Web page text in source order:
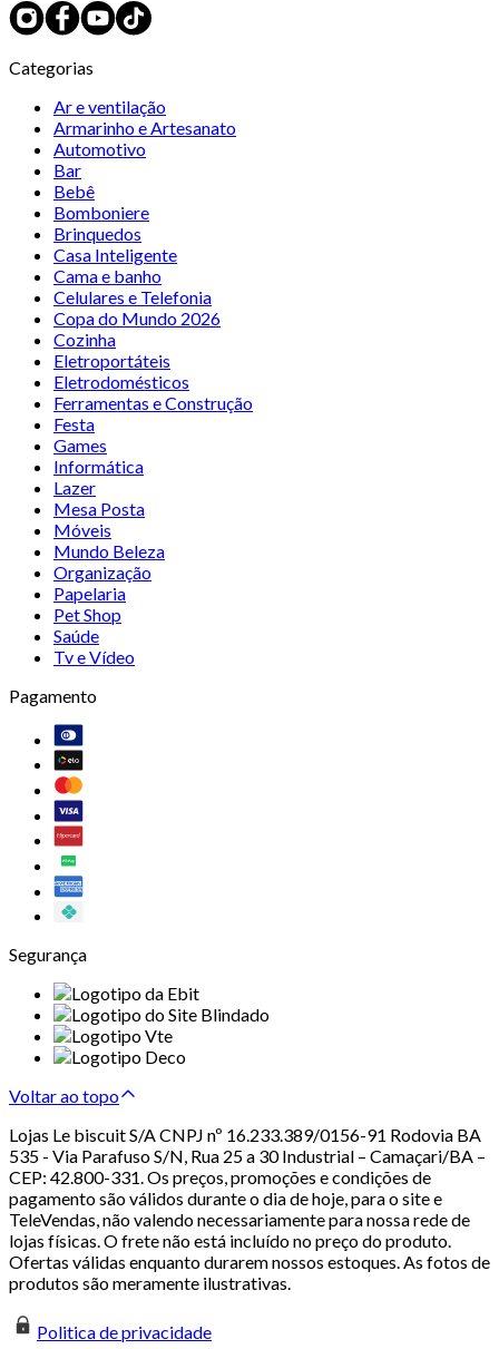
Categorias
Ar e ventilação
Armarinho e Artesanato
Automotivo
Bar
Bebê
Bomboniere
Brinquedos
Casa Inteligente
Cama e banho
Celulares e Telefonia
Copa do Mundo 2026
Cozinha
Eletroportáteis
Eletrodomésticos
Ferramentas e Construção
Festa
Games
Informática
Lazer
Mesa Posta
Móveis
Mundo Beleza
Organização
Papelaria
Pet Shop
Saúde
Tv e Vídeo
Pagamento
Segurança
Voltar ao topo
Lojas Le biscuit S/A CNPJ nº 16.233.389/0156-91 Rodovia BA
535 - Via Parafuso S/N, Rua 25 a 30 Industrial – Camaçari/BA –
CEP: 42.800-331. Os preços, promoções e condições de
pagamento são válidos durante o dia de hoje, para o site e
TeleVendas, não valendo necessariamente para nossa rede de
lojas físicas. O frete não está incluído no preço do produto.
Ofertas válidas enquanto durarem nossos estoques. As fotos de
produtos são meramente ilustrativas.
Politica de privacidade